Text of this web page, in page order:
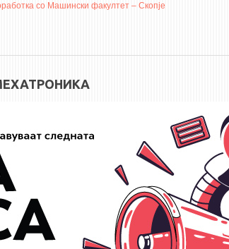
со Машински факултет – Скопје